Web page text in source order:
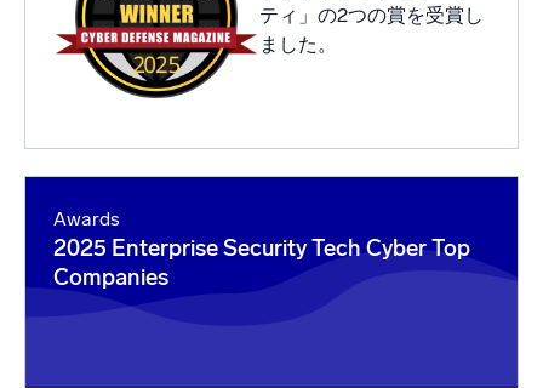
ティ」の2つの賞を受賞し
ました。
Awards
2025 Enterprise Security Tech Cyber Top
Companies